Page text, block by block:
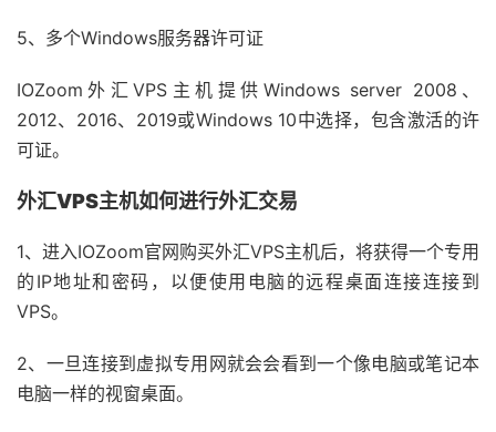
5、多个Windows服务器许可证
IOZoom外汇VPS主机提供Windows server 2008、
2012、2016、2019或Windows 10中选择，包含激活的许
可证。
外汇VPS主机如何进行外汇交易
1、进入IOZoom官网购买外汇VPS主机后，将获得一个专用
的IP地址和密码，以便使用电脑的远程桌面连接连接到
VPS。
2、一旦连接到虚拟专用网就会会看到一个像电脑或笔记本
电脑一样的视窗桌面。